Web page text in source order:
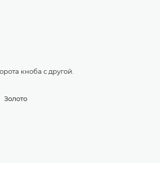
кноба с другой.
Золото